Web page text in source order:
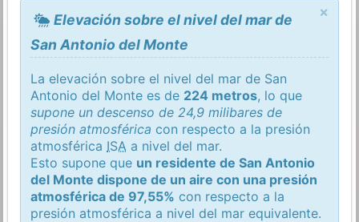
×
Elevación sobre el nivel del mar de
San Antonio del Monte
La elevación sobre el nivel del mar de San
Antonio del Monte es de 224 metros, lo que
supone un descenso de 24,9 milibares de
presión atmosférica con respecto a la presión
atmosférica ISA a nivel del mar.
Esto supone que un residente de San Antonio
del Monte dispone de un aire con una presión
atmosférica de 97,55% con respecto a la
presión atmosférica a nivel del mar equivalente.